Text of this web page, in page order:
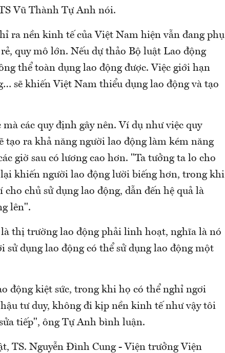
Vũ Thành Tự Anh nói.
ra nền kinh tế của Việt Nam hiện vẫn đang phụ
quy mô lớn. Nếu dự thảo Bộ luật Lao động
thể toàn dụng lao động được. Việc giới hạn
sẽ khiến Việt Nam thiểu dụng lao động và tạo
các quy định gây nên. Ví dụ như việc quy
ra khả năng người lao động làm kém năng
giờ sau có lương cao hơn. "Ta tưởng ta lo cho
khiến người lao động lười biếng hơn, trong khi
chủ sử dụng lao động, dẫn đến hệ quả là
lên".
thị trường lao động phải linh hoạt, nghĩa là nó
sử dụng lao động có thể sử dụng lao động một
động kiệt sức, trong khi họ có thể nghỉ ngơi
tư duy, không đi kịp nền kinh tế như vậy tôi
tiếp", ông Tự Anh bình luận.
TS. Nguyễn Đình Cung - Viện trưởng Viện